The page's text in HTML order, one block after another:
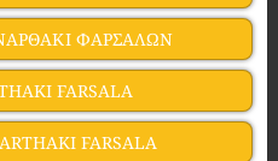
ΦΑΡΣΑΛΩΝ
FARSALA
FARSALA